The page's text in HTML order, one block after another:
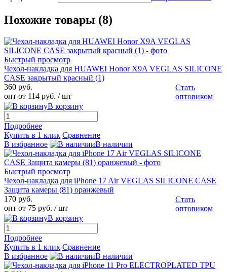
Похожие товары (8)
Быстрый просмотр
Чехол-накладка для HUAWEI Honor X9A VEGLAS SILICONE
CASE закрытый красный (1)
360 руб.
опт от 114 руб. / шт
Стать
оптовиком
В корзину
Подробнее
Купить в 1 клик Сравнение
В избранное
В наличии
Быстрый просмотр
Чехол-накладка для iPhone 17 Air VEGLAS SILICONE CASE
Защита камеры (81) оранжевый
170 руб.
опт от 75 руб. / шт
Стать
оптовиком
В корзину
Подробнее
Купить в 1 клик Сравнение
В избранное
В наличии